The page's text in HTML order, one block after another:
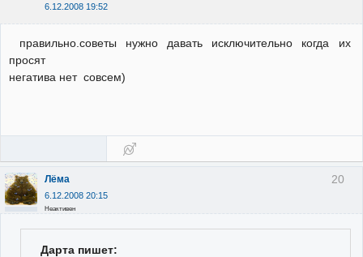
6.12.2008 19:52
правильно.советы нужно давать исключительно когда их
просят
негатива нет совсем)
20
Лёма
6.12.2008 20:15
Неактивен
Дарта пишет: